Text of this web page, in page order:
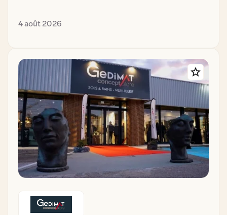
4 août 2026